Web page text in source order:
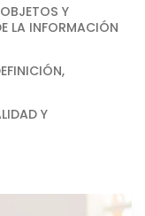
Y
LA INFORMACIÓN
Y